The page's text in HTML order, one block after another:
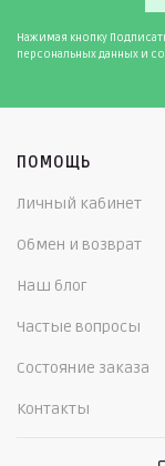
Нажимая кнопку
персональных данных и
ПОМОЩЬ
Личный кабинет
Обмен и возврат
Наш блог
Частые вопросы
Состояние заказа
Контакты